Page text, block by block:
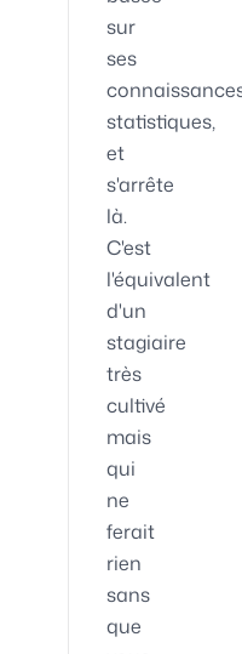
sur
ses
statistiques,
et
s'arrête
là.
C'est
l'équivalent
d'un
stagiaire
très
cultivé
mais
qui
ne
ferait
rien
sans
que